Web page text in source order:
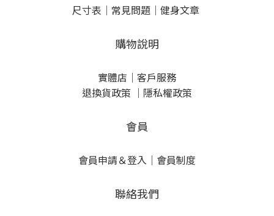
尺寸表 ｜ 常見問題 ｜ 健身文章
購物說明
實體店 ｜ 客戶服務
退換貨政策 ｜ 隱私權政策
會員
會員申請＆登入 ｜ 會員制度
聯絡我們